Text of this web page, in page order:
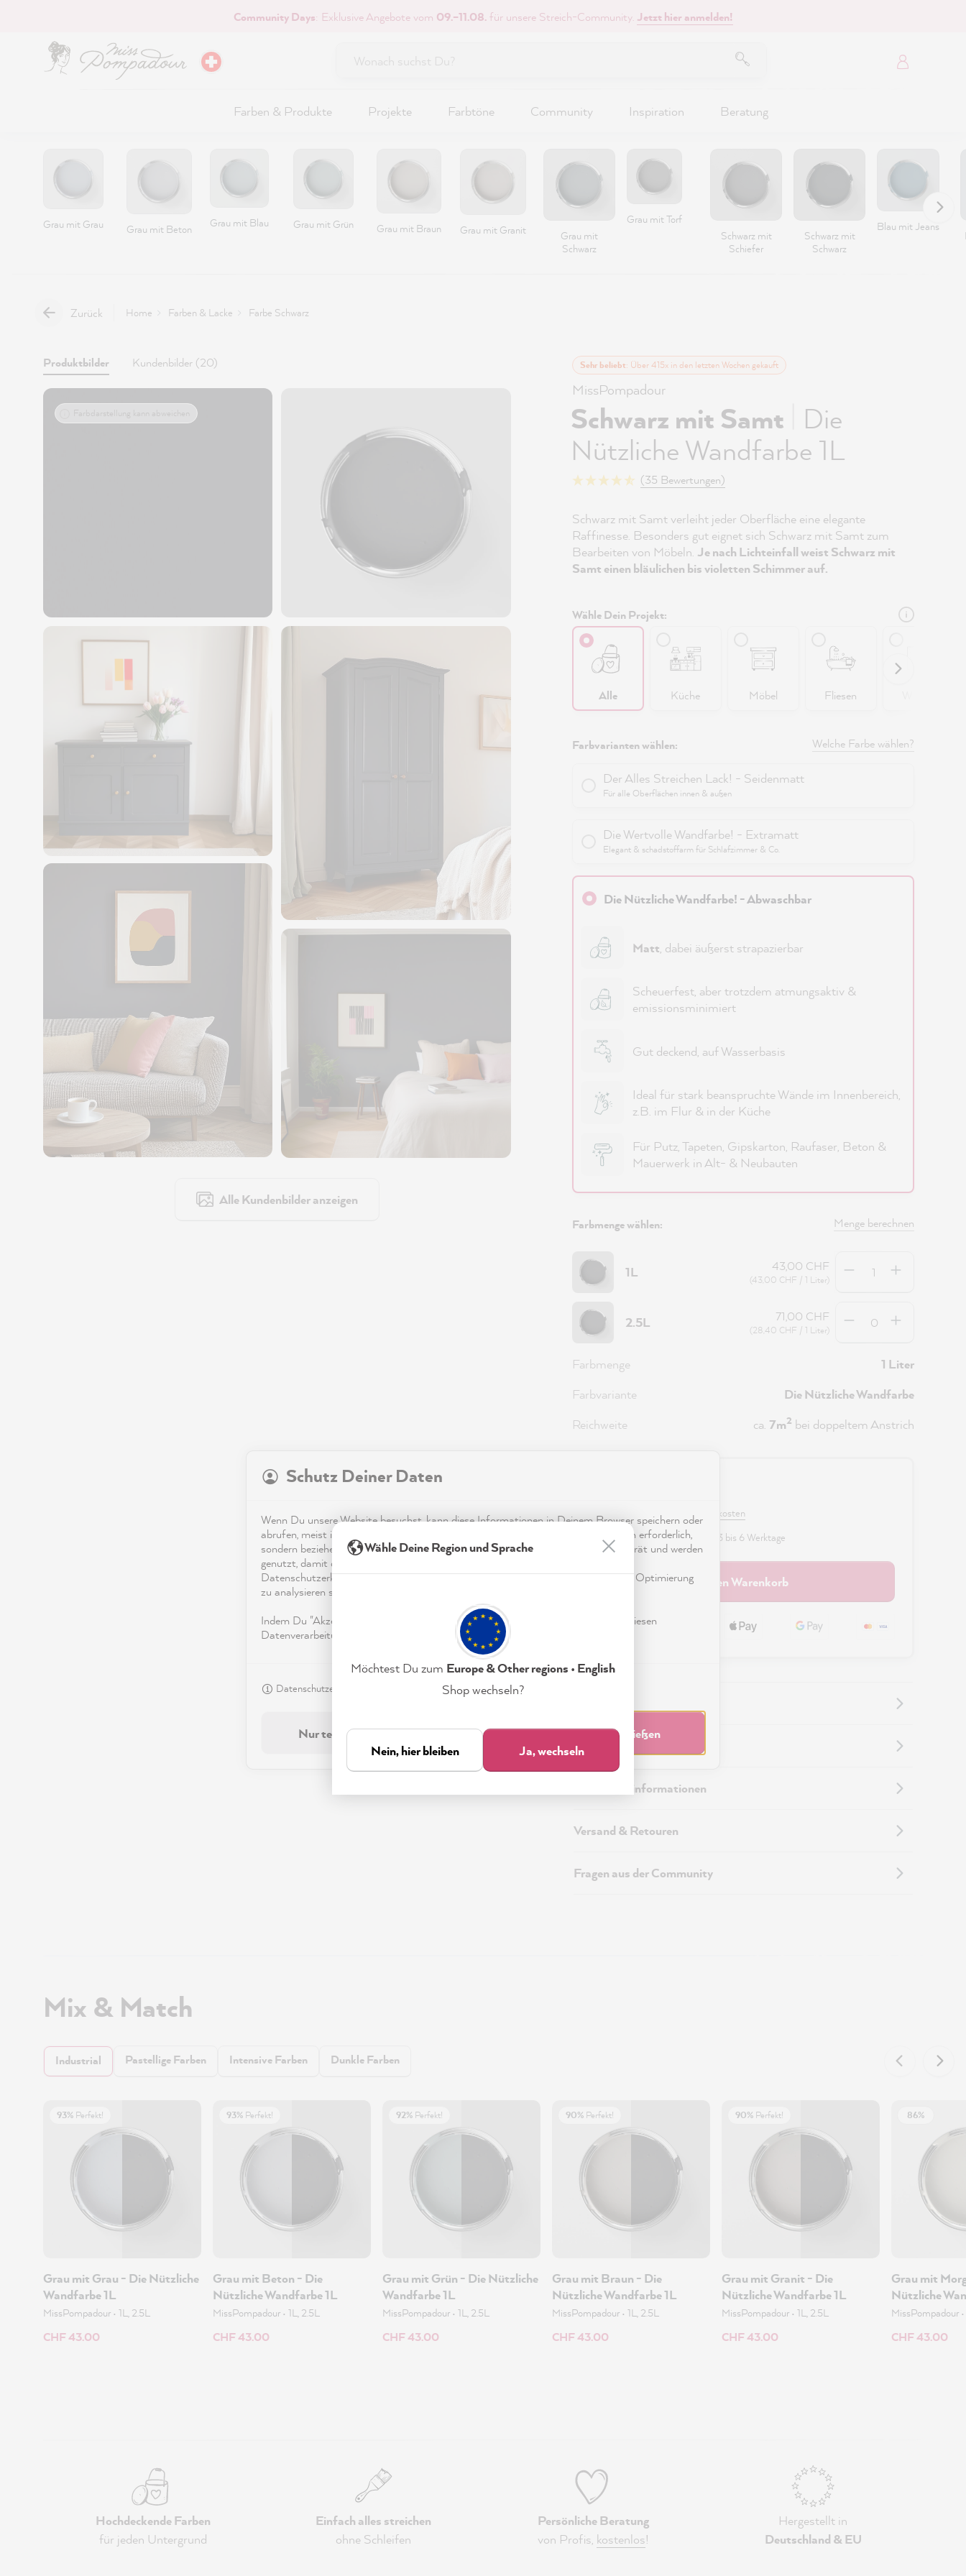
Community Days: Exklusive Angebote vom 09.–11.08.für unsere Streich-Community. Jetzt hier anmelden!
Farben & Produkte Projekte Farbtöne Community Inspiration Beratung
Grau mit Grau Grau mit Beton Grau mit Blau Grau mit Grün Grau mit Braun Grau mit Granit
Grau mit
Schwarz
Grau mit Torf
Schwarz mit
Schiefer
Schwarz mit
Schwarz
Blau mit Jeans
Zurück Home Farben & Lacke Farbe Schwarz
Produktbilder Kundenbilder (20)
Alle Kundenbilder anzeigen
Farbdarstellung kann abweichen
Sehr beliebt: Über 415x in den letzten Wochen gekauft
MissPompadour
Schwarz mit Samt Die
Nützliche Wandfarbe 1L
(35 Bewertungen)
Schwarz mit Samt verleiht jeder Oberfläche eine elegante
Raffinesse. Besonders gut eignet sich Schwarz mit Samt zum
Bearbeiten von Möbeln. Je nach Lichteinfall weist Schwarz mit
Samt einen bläulichen bis violetten Schimmer auf.
Wähle Dein Projekt:
Alle Küche Möbel Fliesen
Farbvarianten wählen: Welche Farbe wählen?
Der Alles Streichen Lack! - Seidenmatt
Für alle Oberflächen innen & außen
Die Wertvolle Wandfarbe! - Extramatt
Elegant & schadstoffarm für Schlafzimmer & Co.
Die Nützliche Wandfarbe! - Abwaschbar
Matt , dabei äußerst strapazierbar
Scheuerfest, aber trotzdem atmungsaktiv &
emissionsminimiert
Gut deckend, auf Wasserbasis
Ideal für stark beanspruchte Wände im Innenbereich,
z.B. im Flur & in der Küche
Für Putz, Tapeten, Gipskarton, Raufaser, Beton &
Mauerwerk in Alt- & Neubauten
Farbmenge wählen: Menge berechnen
1L 43,00 CHF
(43,00 CHF / 1 Liter)
2.5L 71,00 CHF
(28,40 CHF / 1 Liter)
Farbmenge
1 Liter
Farbvariante
Die Nützliche Wandfarbe
Reichweite
ca. 7m2 bei doppeltem Anstrich
Preise inkl. MwSt. zzgl. Versandkosten
Sofort verfügbar, Lieferzeit: 3 bis 6 Werktage
In den Warenkorb
Technische Informationen
Sicherheitsinformationen
Versand & Retouren
Fragen aus der Community
Mix & Match
Industrial Pastellige Farben Intensive Farben Dunkle Farben
93% Perfekt!
Grau mit Grau - Die Nützliche
Wandfarbe 1L
MissPompadour • 1L, 2.5L
CHF 43.00
93% Perfekt!
Grau mit Beton - Die
Nützliche Wandfarbe 1L
MissPompadour • 1L, 2.5L
CHF 43.00
92% Perfekt!
Grau mit Grün - Die Nützliche
Wandfarbe 1L
MissPompadour • 1L, 2.5L
CHF 43.00
90% Perfekt!
Grau mit Braun - Die
Nützliche Wandfarbe 1L
MissPompadour • 1L, 2.5L
CHF 43.00
90% Perfekt!
Grau mit Granit - Die
Nützliche Wandfarbe 1L
MissPompadour • 1L, 2.5L
CHF 43.00
86%
Grau mit
Nützliche
MissPompadour •
CHF 43.00
Hochdeckende Farben
für jeden Untergrund
Einfach alles streichen
ohne Schleifen
Persönliche Beratung
von Profis, kostenlos!
Hergestellt in
Deutschland & EU
Schutz Deiner Daten
Wenn Du unsere Website besuchst, kann diese Informationen in Deinem Browser speichern oder
abrufen, meist in Form von Cookies. Diese Informationen sind nicht nur technisch erforderlich,
sondern beziehen sich möglicherweise auf Dich, Deine Einstellungen oder Dein Gerät und werden
genutzt, damit die Website wie erwartet funktioniert und um mittels den in der
Datenschutzerklärung genannten Dienste Deine Nutzung der Webseite für deren Optimierung
zu analysieren sowie Werbung zu betreiben und zu personalisieren.
Indem Du "Akzeptieren & Schließen" klickst, stimmst Du (jederzeit widerruflich) diesen
Datenverarbeitungen freiwillig zu.
Datenschutzerklärung Einstellungen
Akzeptieren & Schließen
Nur technisch Erforderliche
Wähle Deine Region und Sprache
Möchtest Du zum Europe & Other regions • English
Shop wechseln?
Nein, hier bleiben Ja, wechseln